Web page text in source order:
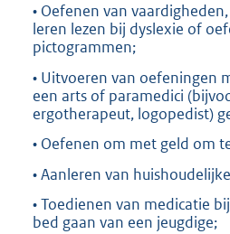
• Oefenen van
leren lezen bij dyslexie of
pictogrammen;
• Uitvoeren van oefeningen
een arts of paramedici
ergotherapeut, logopedist)
• Oefenen om met geld om
• Aanleren van
• Toedienen van medicatie
bed gaan van een jeugdige;